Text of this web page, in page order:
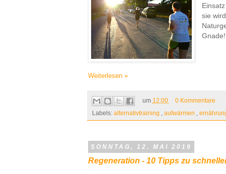
sie
Gnade!
Weiterlesen »
um 12:00
0 Kommentare
Labels: alternativtraining aufwärmen
SONNTAG, 12. MAI 2019
Regeneration - 10 Tipps zu